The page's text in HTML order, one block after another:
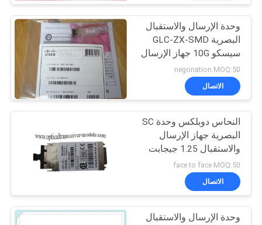
خريطة
الموقع
سياسة
الخصوصية
وحدة الإرسال والاستقبال
البصرية GLC-ZX-SMD
سيسكو 10G جهاز الإرسال
والاستقبال الضوئية
negonation MOQ:50
الاتصال
النحاس دوبلكس وحدة SC
البصرية جهاز الإرسال
والاستقبال 1.25 جيجابت
في الثانية معدل نقل
البيانات WS-G5486
face to face MOQ:50
الاتصال
وحدة الإرسال والاستقبال